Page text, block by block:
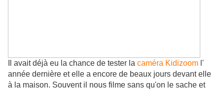
Il avait déjà eu la chance de tester la caméra Kidizoom l'
année dernière et elle a encore de beaux jours devant elle
à la maison. Souvent il nous filme sans qu'on le sache et